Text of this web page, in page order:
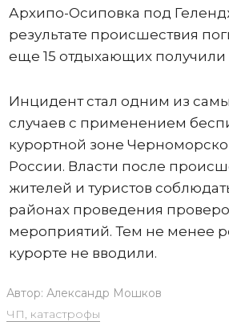
Архипо-Осиповка под
результате происшествия
еще 15 отдыхающих получили
Инцидент стал одним из
случаев с применением
курортной зоне
России. Власти после
жителей и туристов
районах проведения
мероприятий. Тем не менее
курорте не вводили.
Автор: Александр Мошков
ЧП, катастрофы